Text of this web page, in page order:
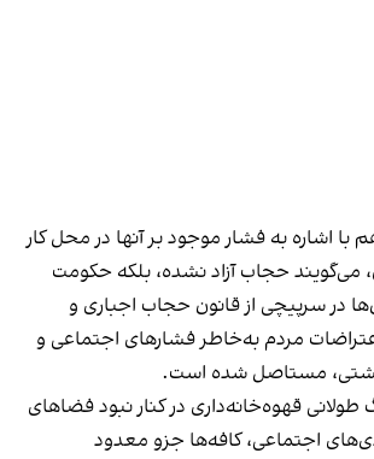
با اشاره به فشار موجود بر آنها در محل کار
می‌گویند حجاب آزاد نشده، بلکه حکومت
در سرپیچی از قانون حجاب اجباری و
مردم به‌خاطر فشارهای اجتماعی و
مستاصل شده است.
قهوه‌‌خانه‌داری در کنار نبود فضاهای
اجتماعی، کافه‌ها جزو معدود